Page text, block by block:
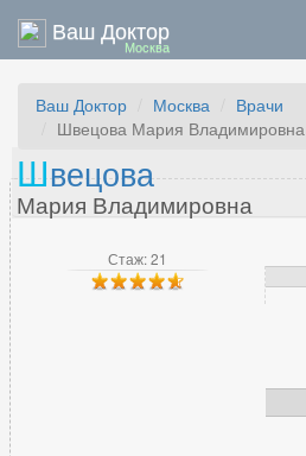
Ваш Доктор
Москва
Ваш Доктор Москва
Врачи
Швецова Мария Владимировна
Стаж: 21
Швецова
Мария Владимировна